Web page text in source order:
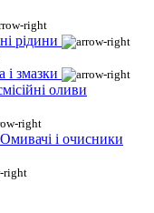
рідини
і змазки
оливи
Омивачі і очисники